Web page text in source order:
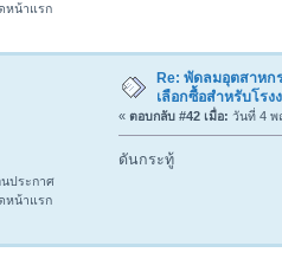
หน้าแรก
นประกาศ
หน้าแรก
Re: พัดลมอุตสาห
เลือกซื้อสำหรับโรง
« ตอบกลับ #42 เมื่อ: วันที่ 4 พ
ดันกระทู้